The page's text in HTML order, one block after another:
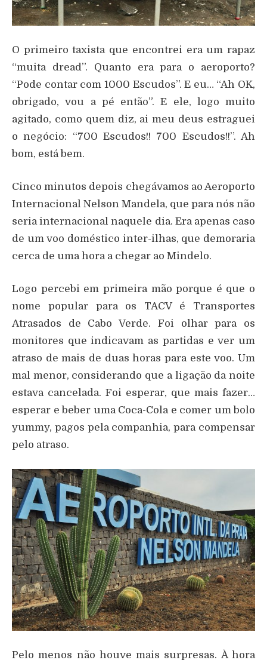
O primeiro taxista que encontrei era um rapaz
“muita dread”. Quanto era para o aeroporto?
“Pode contar com 1000 Escudos”. E eu… “Ah OK,
obrigado, vou a pé então”. E ele, logo muito
agitado, como quem diz, ai meu deus estraguei
o negócio: “700 Escudos!! 700 Escudos!!”. Ah
bom, está bem.
Cinco minutos depois chegávamos ao Aeroporto
Internacional Nelson Mandela, que para nós não
seria internacional naquele dia. Era apenas caso
de um voo doméstico inter-ilhas, que demoraria
cerca de uma hora a chegar ao Mindelo.
Logo percebi em primeira mão porque é que o
nome popular para os TACV é Transportes
Atrasados de Cabo Verde. Foi olhar para os
monitores que indicavam as partidas e ver um
atraso de mais de duas horas para este voo. Um
mal menor, considerando que a ligação da noite
estava cancelada. Foi esperar, que mais fazer…
esperar e beber uma Coca-Cola e comer um bolo
yummy, pagos pela companhia, para compensar
pelo atraso.
Pelo menos não houve mais surpresas. À hora